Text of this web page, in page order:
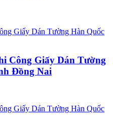
Công Giấy Dán Tường
Đồng Nai